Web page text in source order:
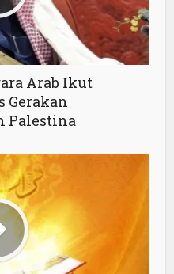
Arab Ikut
Gerakan
Palestina